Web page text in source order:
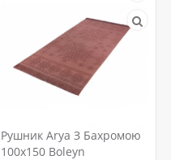
Рушник Arya З Бахромою
100x150 Boleyn